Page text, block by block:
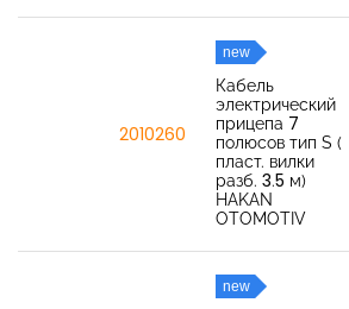
2010260
new
Кабель
электрический
прицепа 7
полюсов тип S (
пласт. вилки
разб. 3.5 м)
HAKAN
OTOMOTIV
new